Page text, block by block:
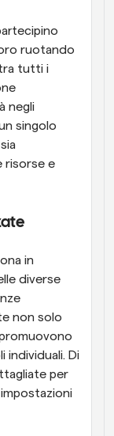
ruotando
tutti i
negli
singolo
risorse e
in
diverse
non solo
individuali. Di
per